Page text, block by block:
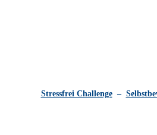
Stressfrei Challenge–